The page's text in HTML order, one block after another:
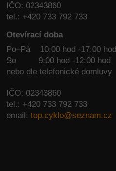
IČO: 02343860
tel.: +420 733 792 733
Otevírací doba
Po–Pá 10:00 hod -17:00 hod
So
9:00 hod -12:00 hod
nebo dle telefonické domluvy
IČO: 02343860
tel.: +420 733 792 733
email:top.cyklo@seznam.cz